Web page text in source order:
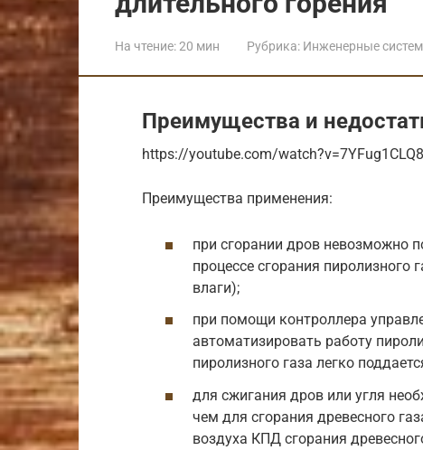
На чтение:20 мин Рубрика: Инженерные
Преимущества и
https://youtube.com/
Преимущества применения:
при сгорании дров невозможно
процессе сгорания пиролизного
влаги);
при помощи контроллера
автоматизировать работу
пиролизного газа легко
для сжигания дров или угля
чем для сгорания древесного
воздуха КПД сгорания